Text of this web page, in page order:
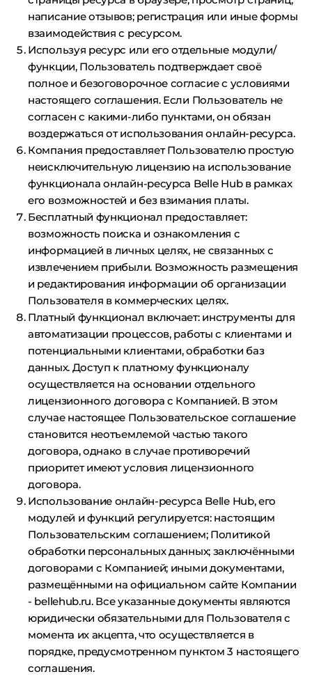
написание отзывов; регистрация или иные формы
взаимодействия с ресурсом.
Используя ресурс или его отдельные модули/
функции, Пользователь подтверждает своё
полное и безоговорочное согласие с условиями
настоящего соглашения. Если Пользователь не
согласен с какими-либо пунктами, он обязан
воздержаться от использования онлайн-ресурса.
Компания предоставляет Пользователю простую
неисключительную лицензию на использование
функционала онлайн-ресурса Belle Hub в рамках
его возможностей и без взимания платы.
Бесплатный функционал предоставляет:
возможность поиска и ознакомления с
информацией в личных целях, не связанных с
извлечением прибыли. Возможность размещения
и редактирования информации об организации
Пользователя в коммерческих целях.
Платный функционал включает: инструменты для
автоматизации процессов, работы с клиентами и
потенциальными клиентами, обработки баз
данных. Доступ к платному функционалу
осуществляется на основании отдельного
лицензионного договора с Компанией. В этом
случае настоящее Пользовательское соглашение
становится неотъемлемой частью такого
договора, однако в случае противоречий
приоритет имеют условия лицензионного
договора.
Использование онлайн-ресурса Belle Hub, его
модулей и функций регулируется: настоящим
Пользовательским соглашением; Политикой
обработки персональных данных; заключёнными
договорами с Компанией; иными документами,
размещёнными на официальном сайте Компании
- bellehub.ru. Все указанные документы являются
юридически обязательными для Пользователя с
момента их акцепта, что осуществляется в
порядке, предусмотренном пунктом 3 настоящего
соглашения.